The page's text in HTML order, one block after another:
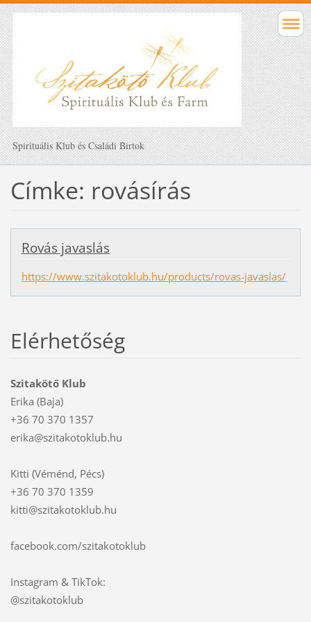
Spirituális Klub és Családi Birtok
Címke: rovásírás
Rovás javaslás
https://www.szitakotoklub.hu/products/rovas-javaslas/
Elérhetőség
Szitakötő Klub
Erika (Baja)
+36 70 370 1357
erika@szitakotoklub.hu
Kitti (Véménd, Pécs)
+36 70 370 1359
kitti@szitakotoklub.hu
facebook.com/szitakotoklub
Instagram & TikTok:
@szitakotoklub